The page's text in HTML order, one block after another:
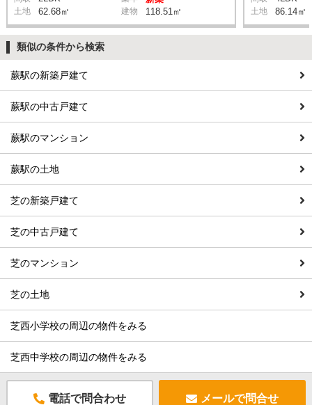
土地 62.68㎡ 建物 118.51㎡ 土地 86.14㎡
類似の条件から検索
蕨駅の新築戸建て
蕨駅の中古戸建て
蕨駅のマンション
蕨駅の土地
芝の新築戸建て
芝の中古戸建て
芝のマンション
芝の土地
芝西小学校の周辺の物件をみる
芝西中学校の周辺の物件をみる
電話で問合わせ メールで問合せ